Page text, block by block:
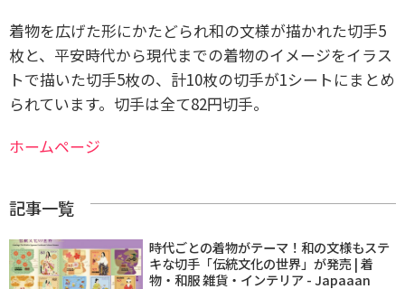
着物を広げた形にかたどられ和の文様が描かれた切手5
枚と、平安時代から現代までの着物のイメージをイラス
トで描いた切手5枚の、計10枚の切手が1シートにまとめ
られています。切手は全て82円切手。
ホームページ
記事一覧
時代ごとの着物がテーマ！和の文様もステ
キな切手「伝統文化の世界」が発売 | 着
物・和服 雑貨・インテリア - Japaaan